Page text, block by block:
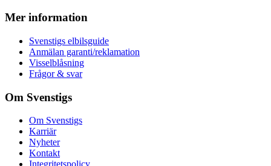
Mer information
Svenstigs elbilsguide
Anmälan garanti/reklamation
Visselblåsning
Frågor & svar
Om Svenstigs
Om Svenstigs
Karriär
Nyheter
Kontakt